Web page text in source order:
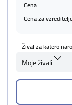
Cena:
Cena za
Žival za katero
Moje živali